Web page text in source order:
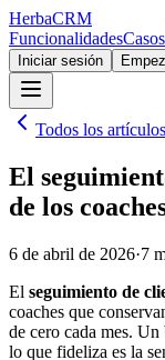
HerbaCRM
Funcionalidades
Iniciar sesión
Todos los artículos
El
de los
6 de abril de 2026·7
El seguimiento de
coaches que
de cero cada mes.
lo que fideliza es la